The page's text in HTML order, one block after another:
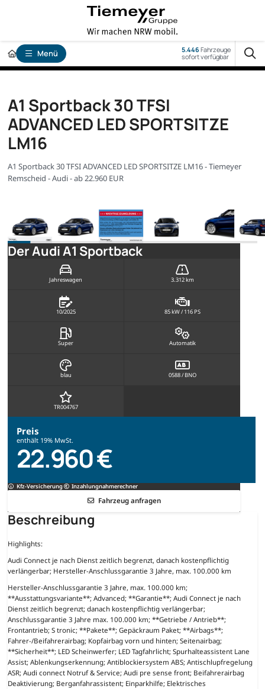
Menü 5.446Fahrzeuge
sofort verfügbar
A1 Sportback 30 TFSI
ADVANCED LED SPORTSITZE
LM16
A1 Sportback 30 TFSI ADVANCED LED SPORTSITZE LM16 - Tiemeyer
Remscheid - Audi - ab 22.960 EUR
Der Audi A1 Sportback
Jahreswagen 3.312 km
10/2025 85 kW / 116 PS
Super Automatik
blau 0588 / BNO
TR004767
Preis
enthält 19% MwSt.
22.960 €
Kfz-Versicherung Inzahlungnahmerechner
Fahrzeug anfragen
Beschreibung
Highlights:
Audi Connect je nach Dienst zeitlich begrenzt, danach kostenpflichtig
verlängerbar; Hersteller-Anschlussgarantie 3 Jahre, max. 100.000 km
Hersteller-Anschlussgarantie 3 Jahre, max. 100.000 km;
**Ausstattungsvariante**; Advanced; **Garantie**; Audi Connect je nach
Dienst zeitlich begrenzt; danach kostenpflichtig verlängerbar;
Anschlussgarantie 3 Jahre max. 100.000 km; **Getriebe / Antrieb**;
Frontantrieb; S tronic; **Pakete**; Gepäckraum Paket; **Airbags**;
Fahrer-/Beifahrerairbag; Kopfairbag vorn und hinten; Seitenairbag;
**Sicherheit**; LED Scheinwerfer; LED Tagfahrlicht; Spurhalteassistent Lane
Assist; Ablenkungserkennung; Antiblockiersystem ABS; Antischlupfregelung
ASR; Audi connect Notruf & Service; Audi pre sense front; Beifahrerairbag
Deaktivierung; Berganfahrassistent; Einparkhilfe; Elektrisches